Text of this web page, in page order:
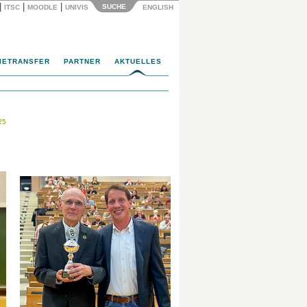
ITSC MOODLE UNIVIS SUCHE ENGLISH
PARTNER AKTUELLES